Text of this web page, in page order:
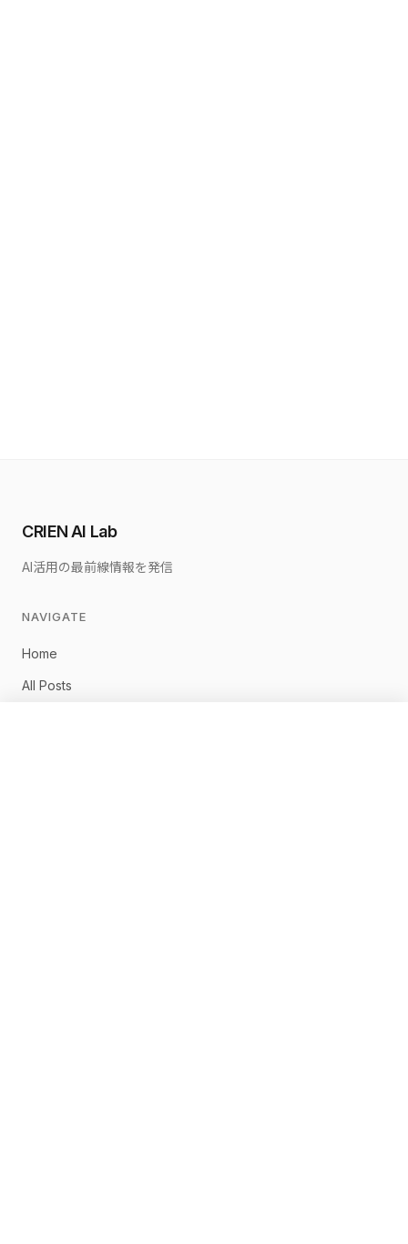
CRIEN AI Lab
AI活用の最前線情報を発信
NAVIGATE
Home
All Posts